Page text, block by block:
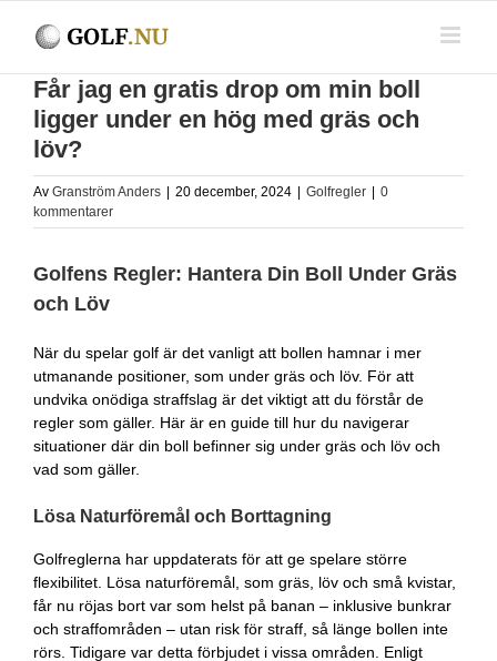
Får jag en gratis drop om min boll
ligger under en hög med gräs och
löv?
Av Granström Anders 20 december, 2024 Golfregler
0
kommentarer
Golfens Regler: Hantera Din Boll Under Gräs
och Löv
När du spelar golf är det vanligt att bollen hamnar i mer
utmanande positioner, som under gräs och löv. För att
undvika onödiga straffslag är det viktigt att du förstår de
regler som gäller. Här är en guide till hur du navigerar
situationer där din boll befinner sig under gräs och löv och
vad som gäller.
Lösa Naturföremål och Borttagning
Golfreglerna har uppdaterats för att ge spelare större
flexibilitet. Lösa naturföremål, som gräs, löv och små kvistar,
får nu röjas bort var som helst på banan – inklusive bunkrar
och straffområden – utan risk för straff, så länge bollen inte
rörs. Tidigare var detta förbjudet i vissa områden. Enligt